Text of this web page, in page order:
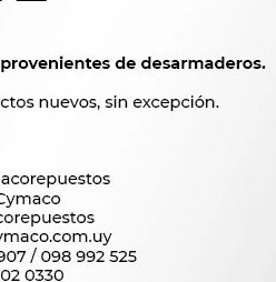
TAZAS DE RUEDA - RODADO 15 JGO.
4 PZAS ABS
$1.173